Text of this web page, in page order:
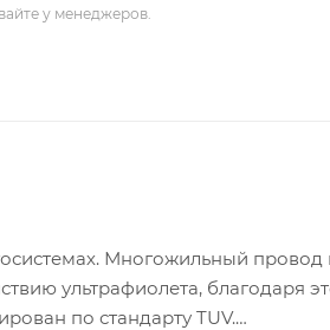
у менеджеров.
Многожильный провод
ультрафиолета, благодаря
по стандарту TUV.